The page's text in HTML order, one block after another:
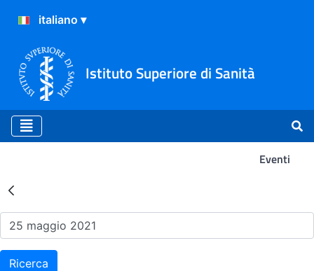
Istituto Superiore di Sanità
Eventi
Risultati della Ricerca -
Ricerca